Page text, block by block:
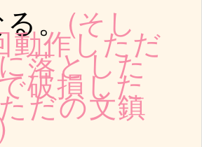
。 (そし
動作しただ
落とした
破損した
だの文鎮